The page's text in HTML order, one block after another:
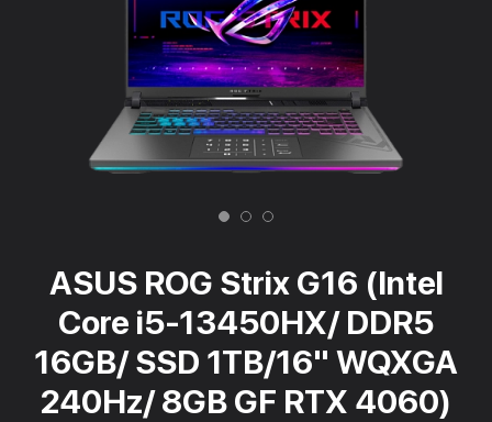
ASUS ROG Strix G16 (Intel
Core i5-13450HX/ DDR5
16GB/ SSD 1TB/16" WQXGA
240Hz/ 8GB GF RTX 4060)